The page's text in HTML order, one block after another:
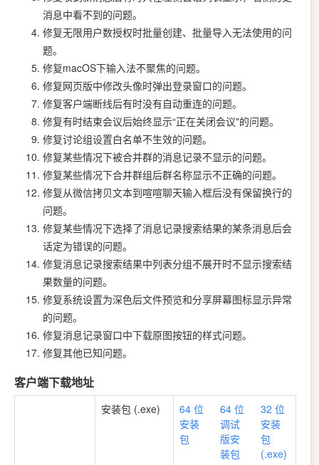
消息中看不到的问题。
修复无限用户数授权时批量创建、批量导入无法使用的问
题。
修复macOS下输入法不聚焦的问题。
修复网页版中修改头像时弹出登录窗口的问题。
修复客户端断线后有时没有自动重连的问题。
修复有时结束会议后始终显示“正在关闭会议"的问题。
修复讨论组设置白名单不生效的问题。
修复某些情况下被合并群的消息记录不显示的问题。
修复某些情况下合并群组后群名称显示不正确的问题。
修复从微信拷贝文本到喧喧聊天输入框后没有保留换行的
问题。
修复某些情况下选择了消息记录搜索结果的某条消息后会
话定为错误的问题。
修复消息记录搜索结果中列表分组不展开时不显示搜索结
果数量的问题。
修复系统设置为深色后文件预览和分享屏幕图标显示异常
的问题。
修复消息记录窗口中下载原图按钮的样式问题。
修复其他已知问题。
客户端下载地址
安装包 (.exe)
64 位
安装
包
64 位
调试
版安
装包
32 位
安装
包
(.exe)